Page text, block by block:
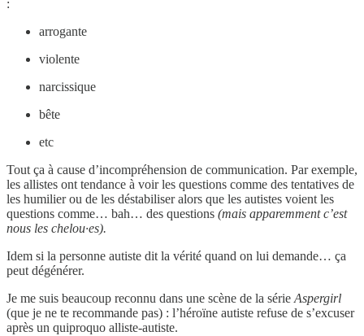
:
arrogante
violente
narcissique
bête
etc
Tout ça à cause d’incompréhension de communication. Par exemple,
les allistes ont tendance à voir les questions comme des tentatives de
les humilier ou de les déstabiliser alors que les autistes voient les
questions comme… bah… des questions (mais apparemment c’est
nous les chelou·es).
Idem si la personne autiste dit la vérité quand on lui demande… ça
peut dégénérer.
Je me suis beaucoup reconnu dans une scène de la série Aspergirl
(que je ne te recommande pas) : l’héroïne autiste refuse de s’excuser
après un quiproquo alliste-autiste.